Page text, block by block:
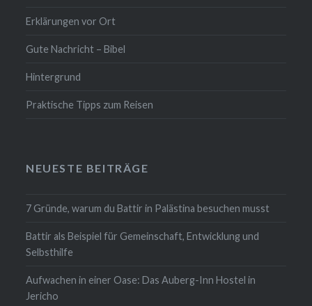
Erklärungen vor Ort
Gute Nachricht – Bibel
Hintergrund
Praktische Tipps zum Reisen
NEUESTE BEITRÄGE
7 Gründe, warum du Battir in Palästina besuchen musst
Battir als Beispiel für Gemeinschaft, Entwicklung und
Selbsthilfe
Aufwachen in einer Oase: Das Auberg-Inn Hostel in
Jericho